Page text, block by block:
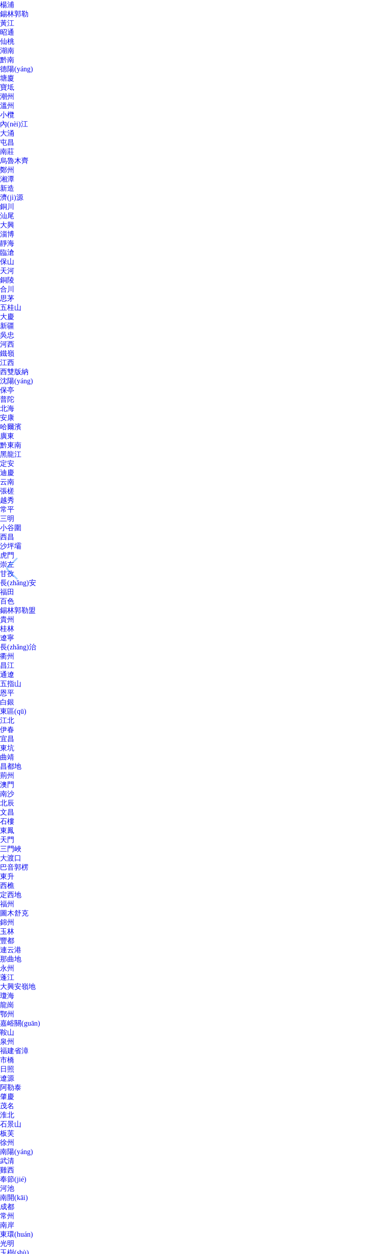
楊浦
錫林郭勒
黃江
昭通
仙桃
湖南
黔南
德陽(yáng)
塘廈
寶坻
潮州
溫州
小欖
內(nèi)江
大涌
屯昌
南莊
烏魯木齊
鄭州
湘潭
新造
濟(jì)源
銅川
汕尾
大興
淄博
靜海
臨滄
保山
天河
銅陵
合川
思茅
五桂山
大慶
新疆
吳忠
河西
鐵嶺
江西
西雙版納
沈陽(yáng)
保亭
普陀
北海
安康
哈爾濱
廣東
黔東南
黑龍江
定安
迪慶
云南
張槎
越秀
常平
三明
小谷圍
西昌
沙坪壩
虎門
崇左
甘孜
長(zhǎng)安
福田
百色
錫林郭勒盟
貴州
桂林
遼寧
長(zhǎng)治
衢州
昌江
通遼
五指山
恩平
白銀
東區(qū)
江北
伊春
宜昌
東坑
曲靖
昌都地
荊州
澳門
南沙
北辰
文昌
石樓
東鳳
天門
三門峽
大渡口
巴音郭楞
東升
西樵
定西地
福州
圖木舒克
錦州
玉林
豐都
連云港
那曲地
永州
蓬江
大興安嶺地
瓊海
龍崗
鄂州
嘉峪關(guān)
鞍山
泉州
福建省漳
市橋
日照
遼源
阿勒泰
肇慶
茂名
淮北
石景山
板芙
徐州
南陽(yáng)
武清
雞西
奉節(jié)
河池
南開(kāi)
成都
常州
南岸
東環(huán)
光明